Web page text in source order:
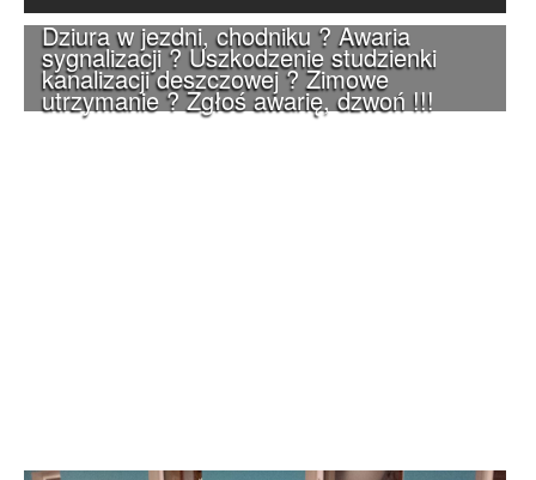
Dziura w jezdni, chodniku ? Awaria
sygnalizacji ? Uszkodzenie studzienki
kanalizacji deszczowej ? Zimowe
utrzymanie ? Zgłoś awarię, dzwoń !!!